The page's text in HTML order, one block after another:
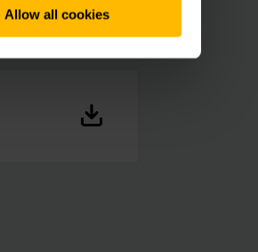
Allow all cookies